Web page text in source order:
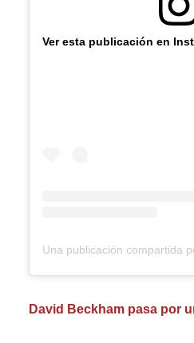
Ver esta publicación en
David Beckham pasa por